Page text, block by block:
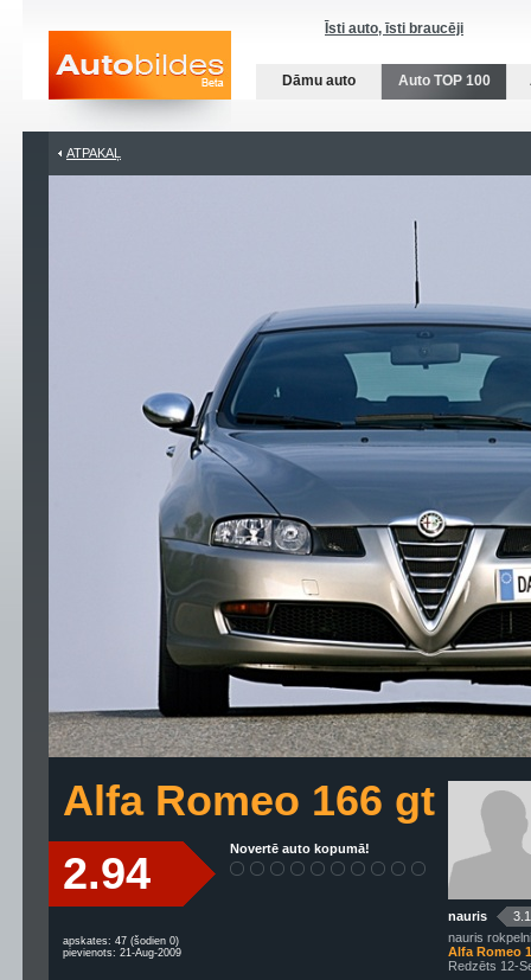
Īsti auto, īsti braucēji
Dāmu auto Auto TOP 100
ATPAKAĻ
Alfa Romeo 166 gt
2.94 Novertē auto kopumā!
apskates: 47 (šodien 0)
pievienots: 21-Aug-2009
nauris
nauris
Alfa Romeo
Redzēts 12-